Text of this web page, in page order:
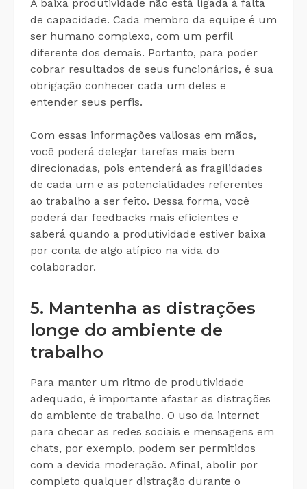
A baixa produtividade não está ligada à falta
de capacidade. Cada membro da equipe é um
ser humano complexo, com um perfil
diferente dos demais. Portanto, para poder
cobrar resultados de seus funcionários, é sua
obrigação conhecer cada um deles e
entender seus perfis.
Com essas informações valiosas em mãos,
você poderá delegar tarefas mais bem
direcionadas, pois entenderá as fragilidades
de cada um e as potencialidades referentes
ao trabalho a ser feito. Dessa forma, você
poderá dar feedbacks mais eficientes e
saberá quando a produtividade estiver baixa
por conta de algo atípico na vida do
colaborador.
5. Mantenha as distrações
longe do ambiente de
trabalho
Para manter um ritmo de produtividade
adequado, é importante afastar as distrações
do ambiente de trabalho. O uso da internet
para checar as redes sociais e mensagens em
chats, por exemplo, podem ser permitidos
com a devida moderação. Afinal, abolir por
completo qualquer distração durante o